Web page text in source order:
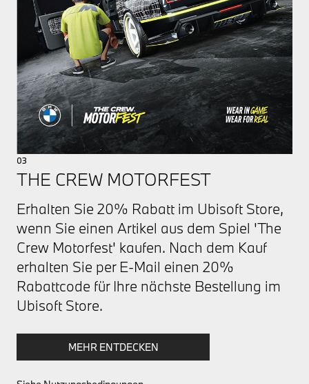
03
THE CREW MOTORFEST
Erhalten Sie 20% Rabatt im Ubisoft Store,
wenn Sie einen Artikel aus dem Spiel 'The
Crew Motorfest' kaufen. Nach dem Kauf
erhalten Sie per E-Mail einen 20%
Rabattcode für Ihre nächste Bestellung im
Ubisoft Store.
MEHR ENTDECKEN